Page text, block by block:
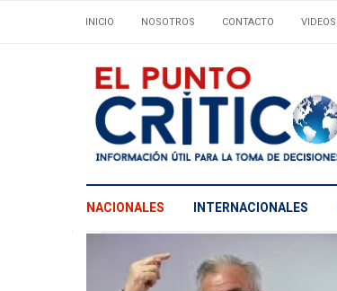
INICIO NOSOTROS CONTACTO VIDEOS
NACIONALES INTERNACIONALES